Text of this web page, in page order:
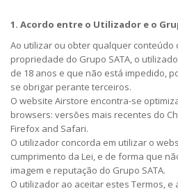
1. Acordo entre o Utilizador e o
Ao utilizar ou obter qualquer conteúdo
propriedade do Grupo SATA, o
de 18 anos e que não está impedido,
se obrigar perante terceiros.
O website Airstore encontra-se
browsers: versões mais recentes do
Firefox and Safari.
O utilizador concorda em utilizar o
cumprimento da Lei, e de forma que
imagem e reputação do Grupo SATA.
O utilizador ao aceitar estes Termos,